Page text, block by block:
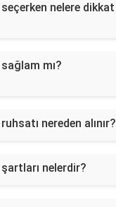
nelere dikkat
mı?
nereden alınır?
nelerdir?